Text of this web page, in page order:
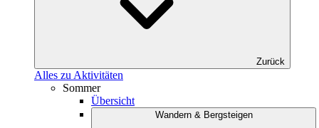
Zurück
Alles zu Aktivitäten
Sommer
Übersicht
Wandern & Bergsteigen